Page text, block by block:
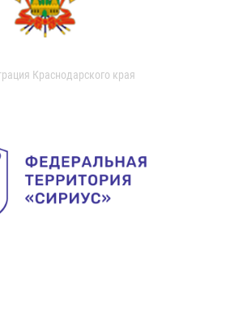
Краснодарского края